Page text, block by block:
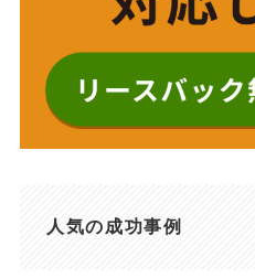
人気の成功事例